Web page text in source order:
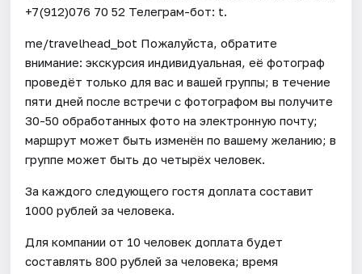
+7(912)076 70 52 Телеграм-бот: t.
me/travelhead_bot Пожалуйста, обратите
внимание: экскурсия индивидуальная, её фотограф
проведёт только для вас и вашей группы; в течение
пяти дней после встречи с фотографом вы получите
30-50 обработанных фото на электронную почту;
маршрут может быть изменён по вашему желанию; в
группе может быть до четырёх человек.
За каждого следующего гостя доплата составит
1000 рублей за человека.
Для компании от 10 человек доплата будет
составлять 800 рублей за человека; время